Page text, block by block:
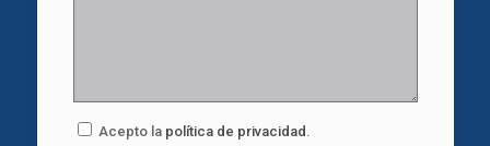
Acepto la política de privacidad .